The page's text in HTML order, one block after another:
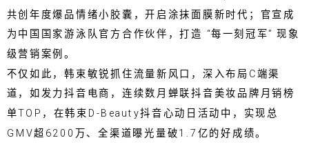
共创年度爆品情绪小胶囊，开启涂抹面膜新时代；官宣成
为中国国家游泳队官方合作伙伴，打造 “每一刻冠军” 现象
级营销案例。
不仅如此，韩束敏锐抓住流量新风口，深入布局C端渠
道，如发力抖音电商，连续数月蝉联抖音美妆品牌月销榜
单TOP，在韩束D-Beauty抖音心动日活动中，实现总
GMV超6200万、全渠道曝光量破1.7亿的好成绩。